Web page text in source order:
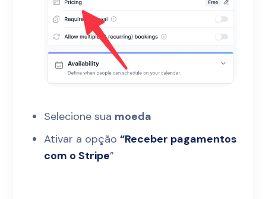
Selecione sua moeda
Ativar a opção “Receber pagamentos
com o Stripe”